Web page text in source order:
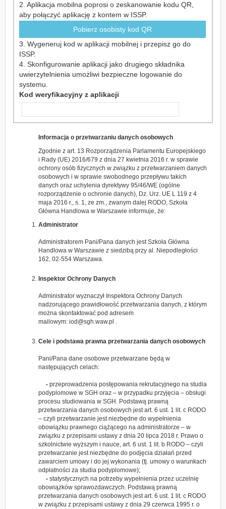
2. Aplikacja mobilna poprosi o zeskanowanie kodu QR,
aby połączyć aplikację z kontem w ISSP.
Pobierz osobisty kod QR
3. Wygeneruj kod w aplikacji mobilnej i przepisz go do
ISSP.
4. Skonfigurowanie aplikacji jako drugiego składnika
uwierzytelnienia umożliwi bezpieczne logowanie do
systemu.
Kod weryfikacyjny z aplikacji
Informacja o przetwarzaniu danych osobowych
Zgodnie z art. 13 Rozporządzenia Parlamentu Europejskiego
i Rady (UE) 2016/679 z dnia 27 kwietnia 2016 r. w sprawie
ochrony osób fizycznych w związku z przetwarzaniem danych
osobowych i w sprawie swobodnego przepływu takich
danych oraz uchylenia dyrektywy 95/46/WE (ogólne
rozporządzenie o ochronie danych), Dz. Urz. UE L 119 z 4
maja 2016 r., s. 1, ze zm., zwanym dalej RODO, Szkoła
Główna Handlowa w Warszawie informuje, że:
Administrator
Administratorem Pani/Pana danych jest Szkoła Główna
Handlowa w Warszawie z siedzibą przy al. Niepodległości
162, 02-554 Warszawa.
Inspektor Ochrony Danych
Administrator wyznaczył Inspektora Ochrony Danych
nadzorującego prawidłowość przetwarzania danych, z którym
można skontaktować pod adresem
mailowym: iod@sgh.waw.pl .
Cele i podstawa prawna przetwarzania danych osobowych
Pani/Pana dane osobowe przetwarzane będą w
następujących celach:
- przeprowadzenia postępowania rekrutacyjnego na studia
podyplomowe w SGH oraz – w przypadku przyjęcia – obsługi
procesu studiowania w SGH. Podstawą prawną
przetwarzania danych osobowych jest art. 6 ust. 1 lit. c RODO
– czyli przetwarzanie jest niezbędne do wypełnienia
obowiązku prawnego ciążącego na administratorze – w
związku z przepisami ustawy z dnia 20 lipca 2018 r. Prawo o
szkolnictwie wyższym i nauce, art. 6 ust. 1 lit. b RODO – czyli
przetwarzanie jest niezbędne do podjęcia działań przed
zawarciem umowy i do jej wykonania (tj. umowy o warunkach
odpłatności za studia podyplomowe);
- statystycznych na potrzeby wypełnienia przez uczelnię
obowiązków sprawozdawczych. Podstawą prawną
przetwarzania danych osobowych jest art. 6 ust. 1 lit. c RODO
w związku z przepisami ustawy z dnia 29 czerwca 1995 r. o